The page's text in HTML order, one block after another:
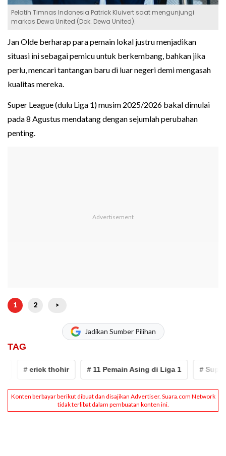
Pelatih Timnas Indonesia Patrick Kluivert saat mengunjungi
markas Dewa United (Dok. Dewa United).
Jan Olde berharap para pemain lokal justru menjadikan
situasi ini sebagai pemicu untuk berkembang, bahkan jika
perlu, mencari tantangan baru di luar negeri demi mengasah
kualitas mereka.
Super League (dulu Liga 1) musim 2025/2026 bakal dimulai
pada 8 Agustus mendatang dengan sejumlah perubahan
penting.
1 2 >
Jadikan Sumber Pilihan
TAG
# erick thohir # 11 Pemain Asing di Liga 1 # Super